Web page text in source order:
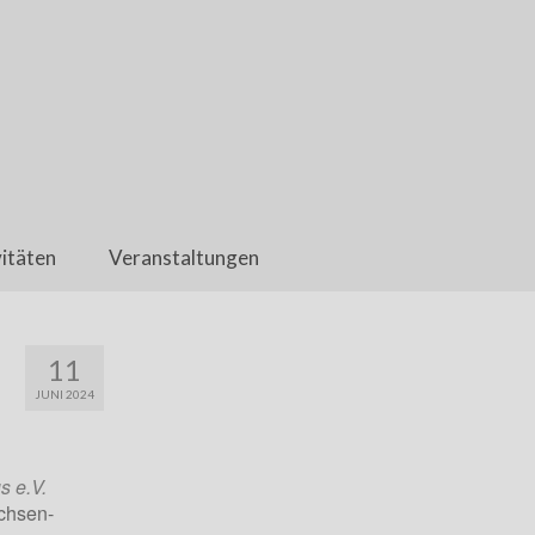
Veranstaltungen
11
JUNI 2024
e.V.